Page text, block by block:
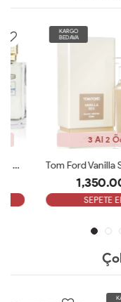
3 Al 2 Öde
1,350.00 TL
SEPETE EKLE